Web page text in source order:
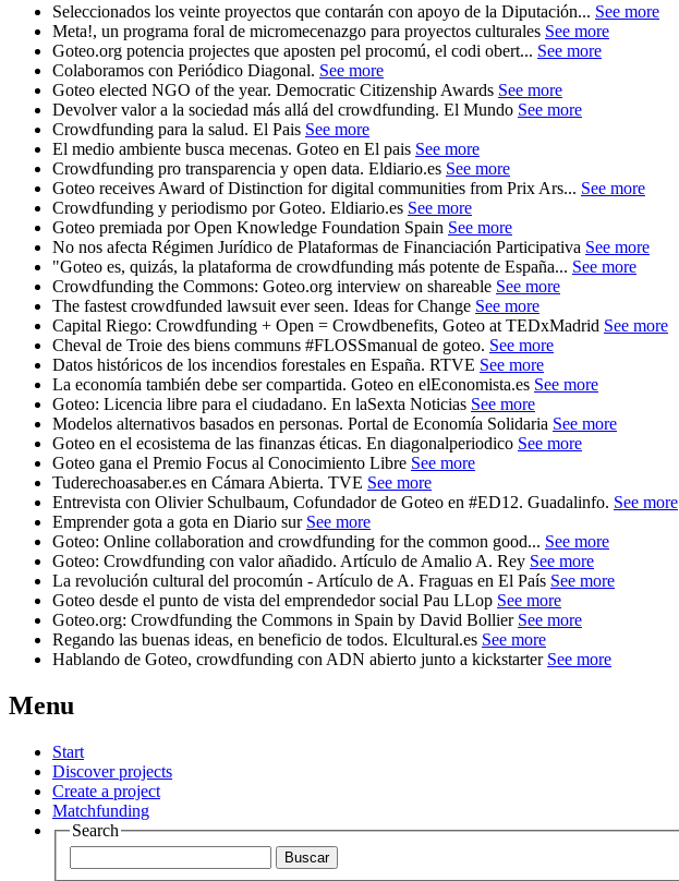
Seleccionados los veinte proyectos que contarán con apoyo de la Diputación... See more
Meta!, un programa foral de micromecenazgo para proyectos culturales See more
Goteo.org potencia projectes que aposten pel procomú, el codi obert... See more
Colaboramos con Periódico Diagonal. See more
Goteo elected NGO of the year. Democratic Citizenship Awards See more
Devolver valor a la sociedad más allá del crowdfunding. El Mundo See more
Crowdfunding para la salud. El Pais See more
El medio ambiente busca mecenas. Goteo en El pais See more
Crowdfunding pro transparencia y open data. Eldiario.es See more
Goteo receives Award of Distinction for digital communities from Prix Ars... See more
Crowdfunding y periodismo por Goteo. Eldiario.es See more
Goteo premiada por Open Knowledge Foundation Spain See more
No nos afecta Régimen Jurídico de Plataformas de Financiación Participativa See more
"Goteo es, quizás, la plataforma de crowdfunding más potente de España... See more
Crowdfunding the Commons: Goteo.org interview on shareable See more
The fastest crowdfunded lawsuit ever seen. Ideas for Change See more
Capital Riego: Crowdfunding + Open = Crowdbenefits, Goteo at TEDxMadrid See more
Cheval de Troie des biens communs #FLOSSmanual de goteo. See more
Datos históricos de los incendios forestales en España. RTVE See more
La economía también debe ser compartida. Goteo en elEconomista.es See more
Goteo: Licencia libre para el ciudadano. En laSexta Noticias See more
Modelos alternativos basados en personas. Portal de Economía Solidaria See more
Goteo en el ecosistema de las finanzas éticas. En diagonalperiodico See more
Goteo gana el Premio Focus al Conocimiento Libre See more
Tuderechoasaber.es en Cámara Abierta. TVE See more
Entrevista con Olivier Schulbaum, Cofundador de Goteo en #ED12. Guadalinfo. See more
Emprender gota a gota en Diario sur See more
Goteo: Online collaboration and crowdfunding for the common good... See more
Goteo: Crowdfunding con valor añadido. Artículo de Amalio A. Rey See more
La revolución cultural del procomún - Artículo de A. Fraguas en El País See more
Goteo desde el punto de vista del emprendedor social Pau LLop See more
Goteo.org: Crowdfunding the Commons in Spain by David Bollier See more
Regando las buenas ideas, en beneficio de todos. Elcultural.es See more
Hablando de Goteo, crowdfunding con ADN abierto junto a kickstarter See more
Menu
Start
Discover projects
Create a project
Matchfunding
Search